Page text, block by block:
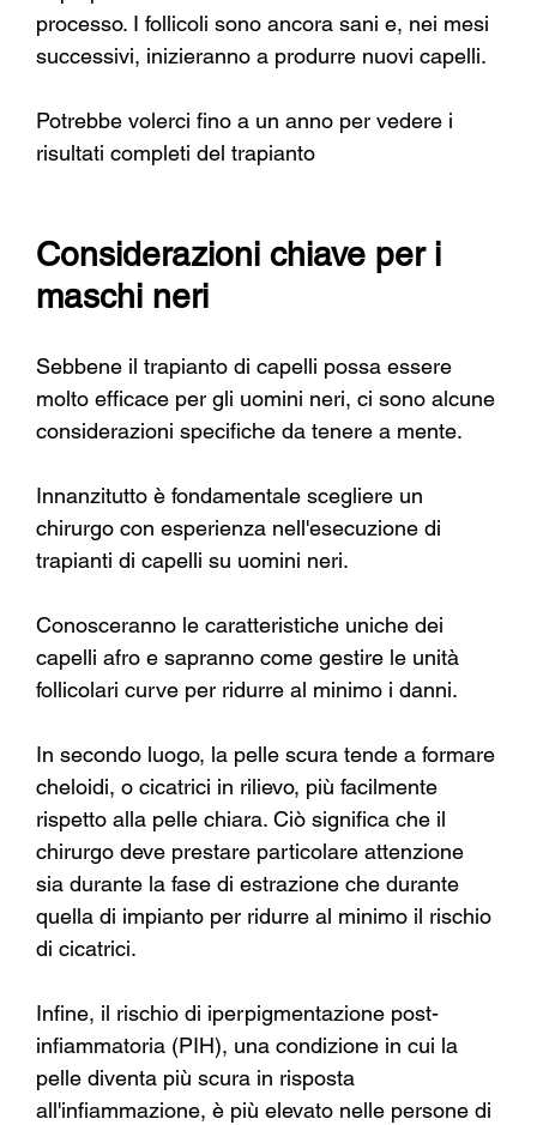
processo. I follicoli sono ancora sani e, nei mesi
successivi, inizieranno a produrre nuovi capelli.
Potrebbe volerci fino a un anno per vedere i
risultati completi del trapianto
Considerazioni chiave per i
maschi neri
Sebbene il trapianto di capelli possa essere
molto efficace per gli uomini neri, ci sono alcune
considerazioni specifiche da tenere a mente.
Innanzitutto è fondamentale scegliere un
chirurgo con esperienza nell'esecuzione di
trapianti di capelli su uomini neri.
Conosceranno le caratteristiche uniche dei
capelli afro e sapranno come gestire le unità
follicolari curve per ridurre al minimo i danni.
In secondo luogo, la pelle scura tende a formare
cheloidi, o cicatrici in rilievo, più facilmente
rispetto alla pelle chiara. Ciò significa che il
chirurgo deve prestare particolare attenzione
sia durante la fase di estrazione che durante
quella di impianto per ridurre al minimo il rischio
di cicatrici.
Infine, il rischio di iperpigmentazione post-
infiammatoria (PIH), una condizione in cui la
pelle diventa più scura in risposta
all'infiammazione, è più elevato nelle persone di